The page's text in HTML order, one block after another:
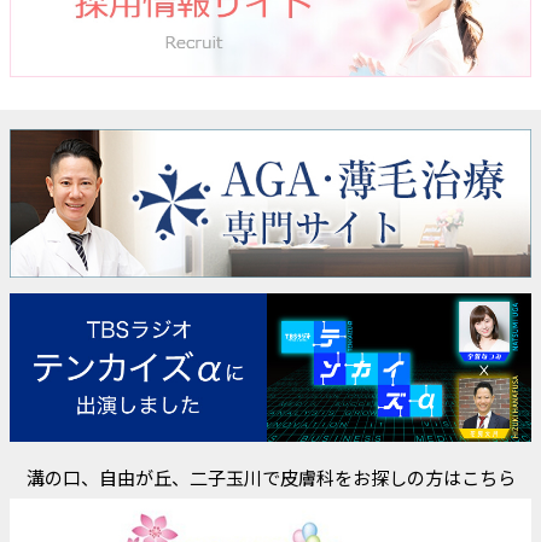
溝の口、自由が丘、二子玉川で皮膚科をお探しの方はこちら